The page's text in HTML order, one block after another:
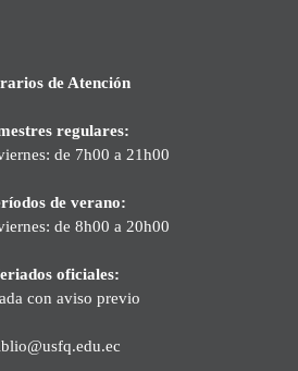
de Atención
regulares:
de 7h00 a 21h00
de verano:
de 8h00 a 20h00
oficiales:
con aviso previo